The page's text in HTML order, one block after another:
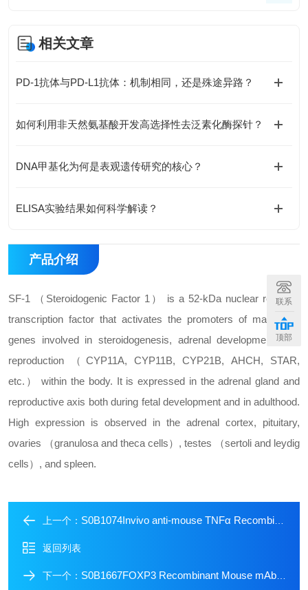
相关文章
PD-1抗体与PD-L1抗体：机制相同，还是殊途异路？
如何利用非天然氨基酸开发高选择性去泛素化酶探针？
DNA甲基化为何是表观遗传研究的核心？
ELISA实验结果如何科学解读？
产品介绍
SF-1 （Steroidogenic Factor 1） is a 52-kDa nuclear receptor
transcription factor that activates the promoters of many key
genes involved in steroidogenesis, adrenal development, and
reproduction （CYP11A, CYP11B, CYP21B, AHCH, STAR,
etc.） within the body. It is expressed in the adrenal gland and
reproductive axis both during fetal development and in adulthood.
High expression is observed in the adrenal cortex, pituitary,
ovaries （granulosa and theca cells）, testes （sertoli and leydig
cells）, and spleen.
上一个： S0B1074Invivo anti-mouse TNFα Recombinant mAb
返回列表
下一个： S0B1667FOXP3 Recombinant Mouse mAb (Alexa Fluor? 555 Conjugate) (SDT-R149)
联系
顶部